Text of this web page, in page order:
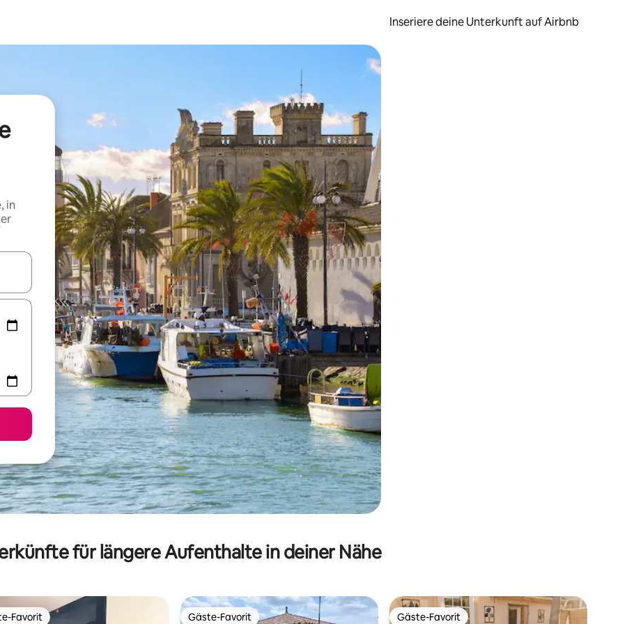
Inseriere deine Unterkunft auf Airbnb
in
Pfeiltasten nach oben und unten oder erkunde die Ergebnisse durch Berühren oder Wischgesten.
für längere Aufenthalte in deiner Nähe
Favorit Gäste-Favorit Gäste-Favorit